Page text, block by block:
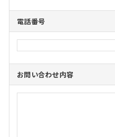
電話番号
お問い合わせ内容